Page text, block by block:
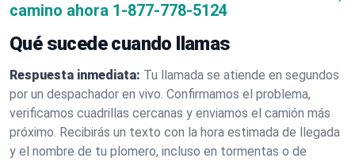
camino ahora 1-877-778-5124
Qué sucede cuando llamas
Respuesta inmediata: Tu llamada se atiende en segundos
por un despachador en vivo. Confirmamos el problema,
verificamos cuadrillas cercanas y enviamos el camión más
próximo. Recibirás un texto con la hora estimada de llegada
y el nombre de tu plomero, incluso en tormentas o de